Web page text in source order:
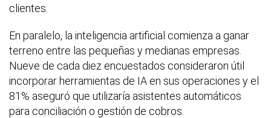
clientes.
En paralelo, la inteligencia artificial comienza a ganar
terreno entre las pequeñas y medianas empresas.
Nueve de cada diez encuestados consideraron útil
incorporar herramientas de IA en sus operaciones y el
81% aseguró que utilizaría asistentes automáticos
para conciliación o gestión de cobros.